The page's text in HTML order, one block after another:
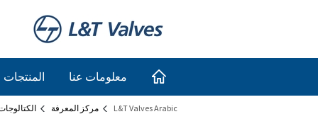
معلومات عنا المنتجات
L&T Valves Arabic مركز المعرفة